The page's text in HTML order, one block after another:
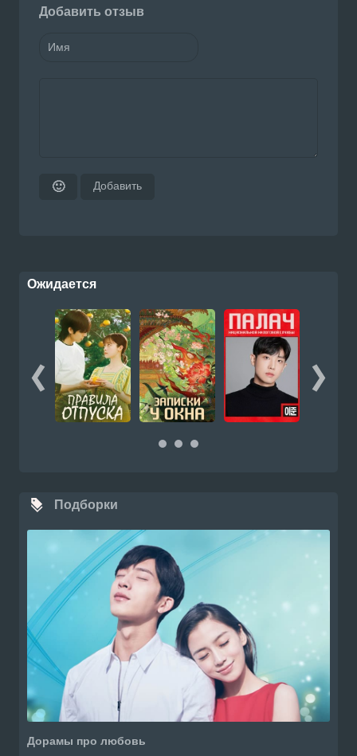
Добавить отзыв
🙂 Добавить
Ожидается
Подборки
Дорамы про любовь